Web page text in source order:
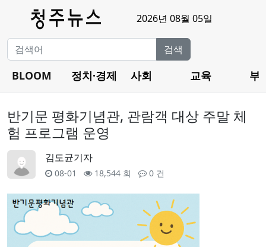
2026년 08월 05일
검색
BLOOM 정치·경제 사회 교육 부
반기문 평화기념관, 관람객 대상 주말 체
험 프로그램 운영
김도균기자
08-01 18,544 회 0 건